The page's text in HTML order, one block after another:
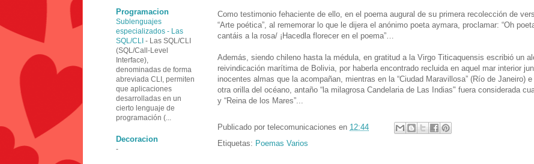
Como testimonio fehaciente de ello, en el poema augural de su primera recolección de
“Arte poética”, al rememorar lo que le dijera el anónimo poeta aymara, proclamar: “Oh
cantáis a la rosa/ ¡Hacedla florecer en el poema”…
Además, siendo chileno hasta la médula, en gratitud a la Virgo Titicaquensis escribió un
reivindicación marítima de Bolivia, por haberla encontrado recluida en aquel mar interior
inocentes almas que la acompañan, mientras en la “Ciudad Maravillosa” (Río de Janeiro)
otra orilla del océano, antaño “la milagrosa Candelaria de Las Indias" fuera considerada
y “Reina de los Mares”...
Publicado por telecomunicaciones en 12:44
Etiquetas: Poemas Varios
Programacion
Sublenguajes
especializados - Las
SQL/CLI - Las SQL/CLI
(SQL/Call-Level
Interface),
denominadas de forma
abreviada CLI, permiten
que aplicaciones
desarrolladas en un
cierto lenguaje de
programación (...
Decoracion
-